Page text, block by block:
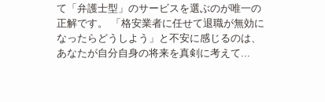
て「弁護士型」のサービスを選ぶのが唯一の
正解です。 「格安業者に任せて退職が無効に
なったらどうしよう」と不安に感じるのは、
あなたが自分自身の将来を真剣に考えて...